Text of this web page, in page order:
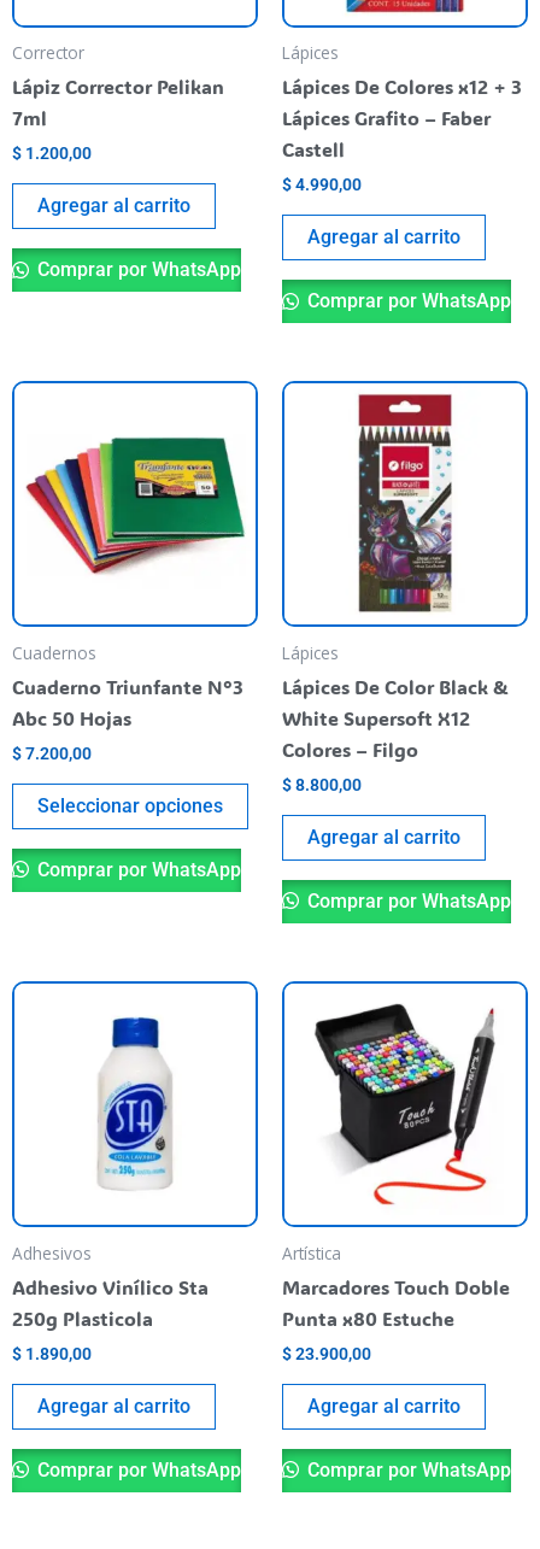
Corrector
Lápiz Corrector Pelikan
7ml
$ 1.200,00
Agregar al carrito
Comprar por WhatsApp
Lápices
Lápices De Colores x12 + 3
Lápices Grafito – Faber
Castell
$4.990,00
Agregar al carrito
Comprar por WhatsApp
Cuadernos
Cuaderno Triunfante N°3
Abc 50 Hojas
$7.200,00
Seleccionar opciones
Este
se
pueden
elegir
página
producto
Comprar por WhatsApp
Lápices
Lápices De Color Black &
White Supersoft X12
Colores – Filgo
$8.800,00
Agregar al carrito
Comprar por WhatsApp
Adhesivos
Adhesivo Vinílico Sta
250g Plasticola
$ 1.890,00
Agregar al carrito
Comprar por WhatsApp
Artística
Marcadores Touch Doble
Punta x80 Estuche
$23.900,00
Agregar al carrito
Comprar por WhatsApp